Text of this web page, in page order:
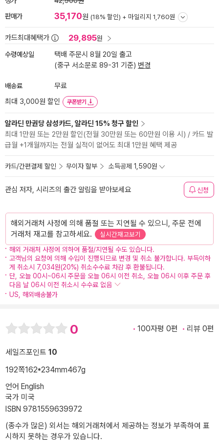
판매가 35,170원 (18% 할인) + 마일리지 1,760원
카드최대혜택가 29,895원
수령예상일
택배 주문시 8월 20일 출고
(중구 서소문로 89-31 기준) 변경
배송료
무료
최대 3,000원 할인
쿠폰받기
알라딘 만권당 삼성카드, 알라딘 15% 청구 할인
최대 1만원 또는 2만원 할인(전월 30만원 또는 60만원 이용 시) / 카드 발
급월 +1개월까지는 전월 실적이 없어도 최대 1만원 혜택 제공
카드/간편결제 할인 무이자 할부 소득공제 1,590원
관심 저자, 시리즈의 출간 알림을 받아보세요 신청
해외거래처 사정에 의해 품절 또는 지연될 수 있으니, 주문 전에
거래처 재고를 참고하세요.
실시간재고보기
해외 거래처 사정에 의하여 품절/지연될 수도 있습니다.
고객님의 요청에 의해 수입이 진행되므로 변경 및 취소 불가합니다. 부득이하
게 취소시 7,034원(20%) 취소수수료 차감 후 환불됩니다.
단, 오늘 00시~06시 주문을 오늘 06시 이전 취소, 오늘 06시 이후 주문 후
다음 날 06시 이전 취소시 수수료 없음
US, 해외배송불가
0 100자평 0편 리뷰 0편
세일즈포인트 10
192쪽162*234mm467g
언어 English
국가 미국
ISBN 9781559639972
(종수가 많은) 외서는 해외거래처에서 제공하는 정보가 부족하여 표
시하지 못하는 경우가 있습니다.